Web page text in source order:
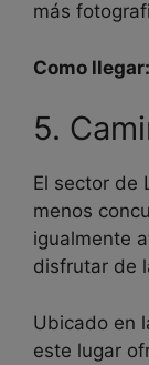
más
Como llegar:
5.
El sector de
menos
igualmente
disfrutar de
Ubicado en
este lugar